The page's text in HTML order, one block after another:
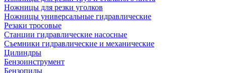
Ножницы для резки уголков
Ножницы универсальные гидравлические
Резаки тросовые
Станции гидравлические насосные
Съемники гидравлические и механические
Цилиндры
Бензоинструмент
Бензопилы